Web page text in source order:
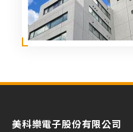
美科樂電子股份有限公司